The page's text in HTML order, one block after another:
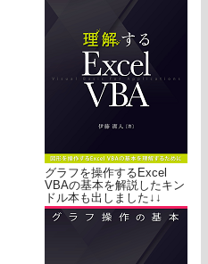
グラフを操作するExcel
VBAの基本を解説したキン
ドル本も出しました↓↓